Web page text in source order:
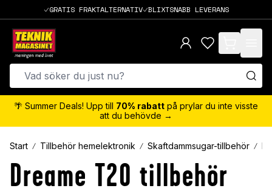
GRATIS FRAKTALTERNATIV BLIXTSNABB LEVERANS
items in cart,
🌴 Summer Deals! Upp till 70% rabatt på prylar du inte visste
att du behövde →
Start Tillbehör hemelektronik Skaftdammsugar-tillbehör
Dreame T20 tillbehör